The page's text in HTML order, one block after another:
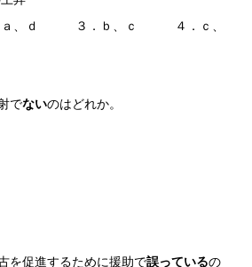
、ｄ ３．ｂ、ｃ ４．ｃ、
でないのはどれか。
促進するために援助で誤っているの